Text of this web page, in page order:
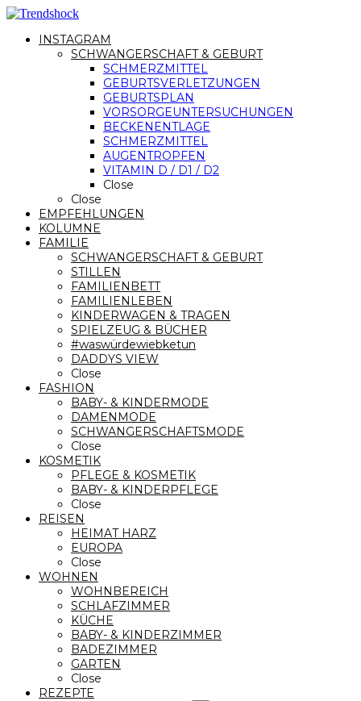
INSTAGRAM
SCHWANGERSCHAFT & GEBURT
SCHMERZMITTEL
GEBURTSVERLETZUNGEN
GEBURTSPLAN
VORSORGEUNTERSUCHUNGEN
BECKENENTLAGE
SCHMERZMITTEL
AUGENTROPFEN
VITAMIN D / D1 / D2
Close
Close
EMPFEHLUNGEN
KOLUMNE
FAMILIE
SCHWANGERSCHAFT & GEBURT
STILLEN
FAMILIENBETT
FAMILIENLEBEN
KINDERWAGEN & TRAGEN
SPIELZEUG & BÜCHER
#waswürdewiebketun
DADDYS VIEW
Close
FASHION
BABY- & KINDERMODE
DAMENMODE
SCHWANGERSCHAFTSMODE
Close
KOSMETIK
PFLEGE & KOSMETIK
BABY- & KINDERPFLEGE
Close
REISEN
HEIMAT HARZ
EUROPA
Close
WOHNEN
WOHNBEREICH
SCHLAFZIMMER
KÜCHE
BABY- & KINDERZIMMER
BADEZIMMER
GARTEN
Close
REZEPTE